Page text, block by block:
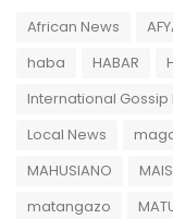
African News
haba
HABAR
International Gossip
Local News
MAHUSIANO
matangazo